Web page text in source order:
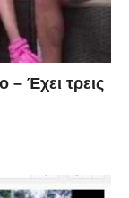
– Έχει τρεις